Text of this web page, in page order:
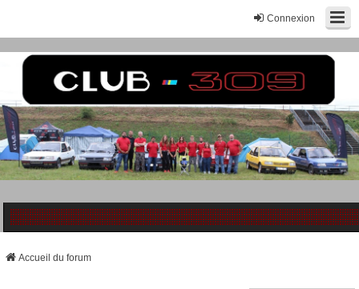
Connexion
Accueil du forum